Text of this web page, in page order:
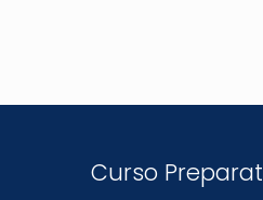
Curso